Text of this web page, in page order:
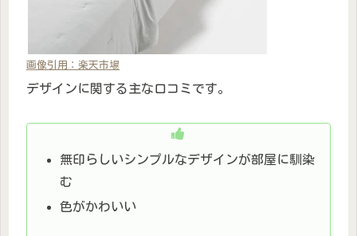
画像引用：楽天市場
デザインに関する主な口コミです。
無印らしいシンプルなデザインが部屋に馴染
む
色がかわいい